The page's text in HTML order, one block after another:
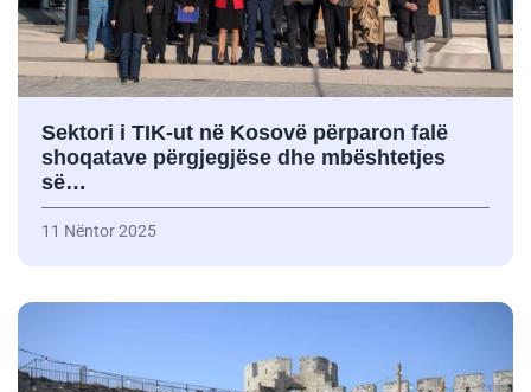
Sektori i TIK-ut në Kosovë përparon falë
shoqatave përgjegjëse dhe mbështetjes
së…
11 Nëntor 2025